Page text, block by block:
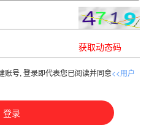
获取动态码
账号, 登录即代表您已阅读并同意<<用户
登录